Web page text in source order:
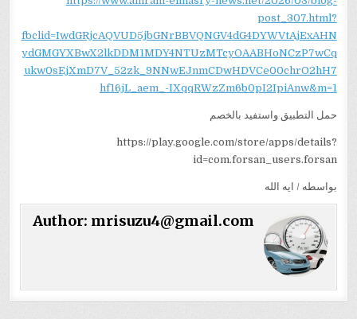
post_307.html?
fbclid=IwdGRjcAQVUD5jbGNrBBVQNGV4dG4DYWVtAjExAHN
ydGMGYXBwX2lkDDM1MDY4NTUzMTcyOAABHoNCzP7wCq
ukw0sEjXmD7V_52zk_9NNwEJnmCDwHDVCe00chrO2hH7
hf16jL_aem_-IXqqRWzZm6b0pI2IpiAnw&m=1
حمل التطبيق واستفيد بالخصم
https://play.google.com/store/apps/details?
id=com.forsan_users.forsan
بواسطه / ايه الله
Author: mrisuzu4@gmail.com